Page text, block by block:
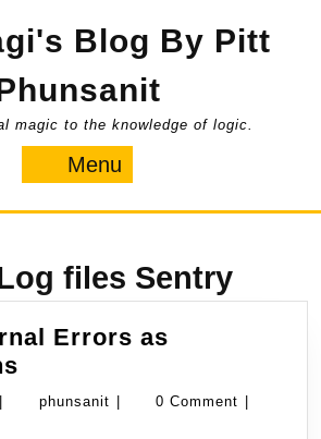
Blog By Pitt
magic to the knowledge of logic.
Menu
files Sentry
Errors as
Internal
2022- phunsanit phunsanit0 Comment